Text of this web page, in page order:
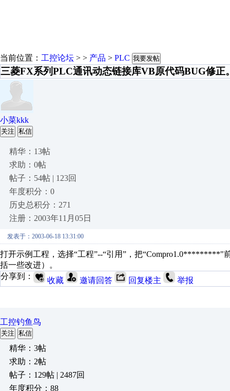
当前位置： 工控论坛 > > 产品 > PLC 我要发帖
三菱FX系列PLC通讯动态链接库VB原代码BUG修正
小菜kkk
关注 私信
精华：13帖
求助：0帖
帖子：54帖 | 123回
年度积分：0
历史总积分：271
注册：2003年11月05日
发表于：2003-06-18 13:31:00
打开示例工程，选择“工程”--“引用”，把“Compro1.0*********"
括一些改进）。
分享到：
收藏 邀请回答 回复楼主 举报
工控钓鱼鸟
关注 私信
精华：3帖
求助：2帖
帖子：129帖 | 2487回
年度积分：88